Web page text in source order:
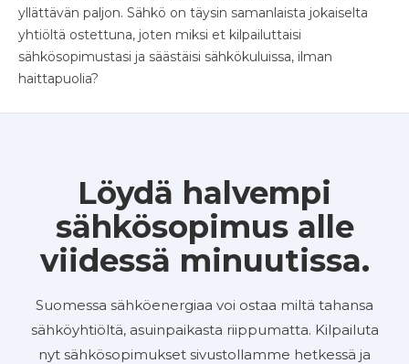
yllättävän paljon. Sähkö on täysin samanlaista jokaiselta
yhtiöltä ostettuna, joten miksi et kilpailuttaisi
sähkösopimustasi ja säästäisi sähkökuluissa, ilman
haittapuolia?
Löydä halvempi
sähkösopimus alle
viidessä minuutissa.
Suomessa sähköenergiaa voi ostaa miltä tahansa
sähköyhtiöltä, asuinpaikasta riippumatta. Kilpailuta
nyt sähkösopimukset sivustollamme hetkessä ja